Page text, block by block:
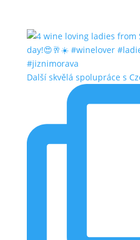
Další skvělá spolupráce s